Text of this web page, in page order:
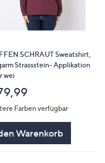
SCHRAUT Sweatshirt,
Strassstein- Applikation
wei
Farben verfügbar
Warenkorb